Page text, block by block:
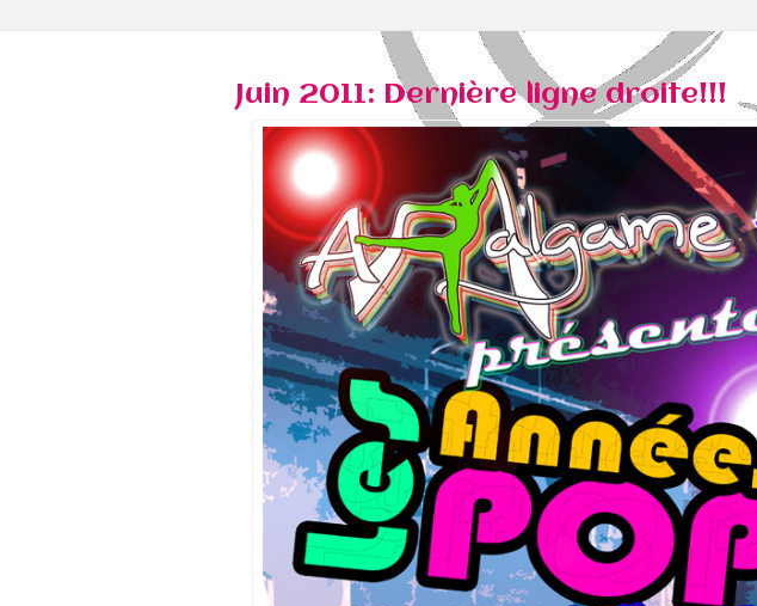
Juin 2011: Dernière ligne droite!!!